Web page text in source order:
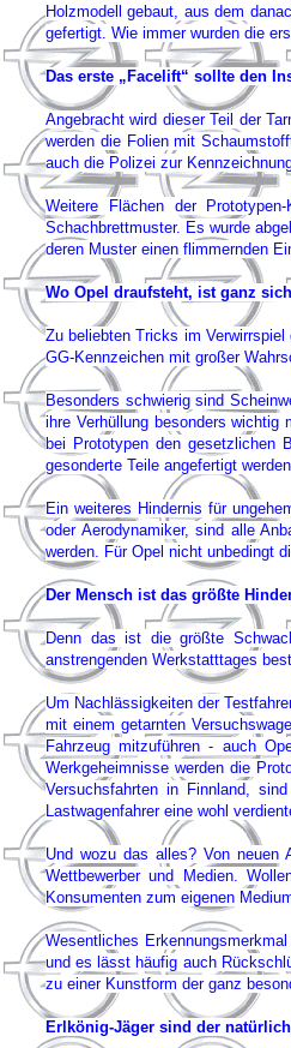
Holzmodell gebaut, aus dem
gefertigt. Wie immer wurden die
Das erste „Facelift“ sollte den
Angebracht wird dieser Teil der
werden die Folien mit
auch die Polizei zur
Weitere Flächen der
Schachbrettmuster. Es wurde
deren Muster einen flimmernden
Wo Opel draufsteht, ist ganz
Zu beliebten Tricks im
GG-Kennzeichen mit großer
Besonders schwierig sind
ihre Verhüllung besonders
bei Prototypen den gesetzlichen
gesonderte Teile angefertigt werden.
Ein weiteres Hindernis für
oder Aerodynamiker, sind alle
werden. Für Opel nicht unbedingt
Der Mensch ist das größte
Denn das ist die größte
anstrengenden Werkstatttages
Um Nachlässigkeiten der
mit einem getarnten
Fahrzeug mitzuführen - auch
Werkgeheimnisse werden die
Versuchsfahrten in Finnland,
Lastwagenfahrer eine wohl
Und wozu das alles? Von neuen
Wettbewerber und Medien.
Konsumenten zum eigenen
Wesentliches
und es lässt häufig auch
zu einer Kunstform der ganz
Erlkönig-Jäger sind der